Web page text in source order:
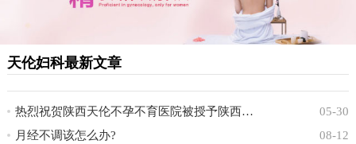
天伦妇科最新文章
05-30
热烈祝贺陕西天伦不孕不育医院被授予陕西省中
08-12
月经不调该怎么办?